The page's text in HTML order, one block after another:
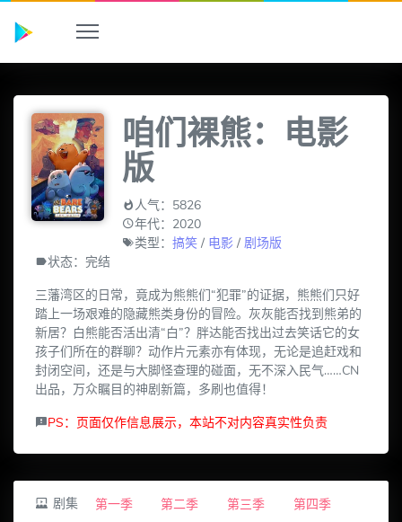
咱们裸熊：电影
版
人气：5826
年代：2020
类型：搞笑 / 电影 /剧场版
状态：完结
三藩湾区的日常，竟成为熊熊们“犯罪”的证据，熊熊们只好
踏上一场艰难的隐藏熊类身份的冒险。灰灰能否找到熊弟的
新居？白熊能否活出清“白”？胖达能否找出过去笑话它的女
孩子们所在的群聊？动作片元素亦有体现，无论是追赶戏和
封闭空间，还是与大脚怪查理的碰面，无不深入民气……CN
出品，万众瞩目的神剧新篇，多刷也值得！
PS：页面仅作信息展示，本站不对内容真实性负责
剧集 第一季 第二季 第三季
第四季